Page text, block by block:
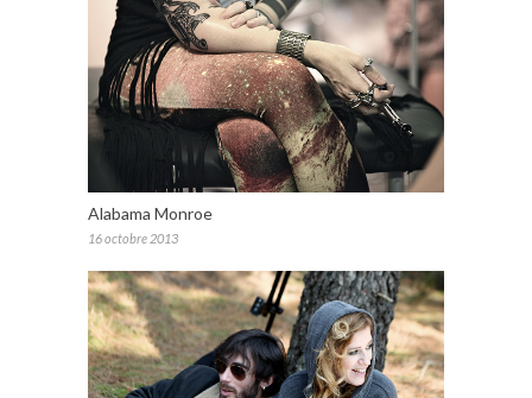
Alabama Monroe
16 octobre 2013